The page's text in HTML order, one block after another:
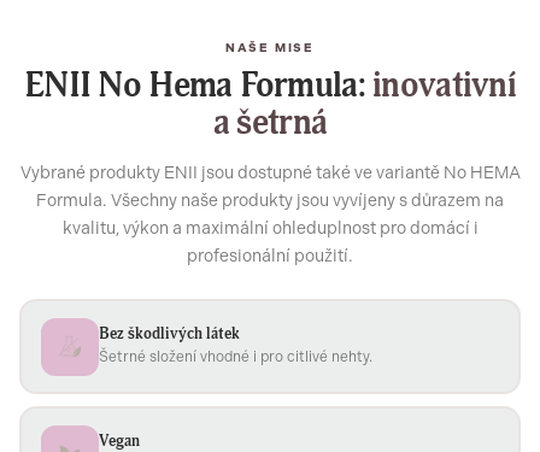
NAŠE MISE
ENII No Hema Formula:inovativní
a šetrná
Vybrané produkty ENII jsou dostupné také ve variantě No HEMA
Formula. Všechny naše produkty jsou vyvíjeny s důrazem na
kvalitu, výkon a maximální ohleduplnost pro domácí i
profesionální použití.
Bez škodlivých látek
Šetrné složení vhodné i pro citlivé nehty.
Vegan